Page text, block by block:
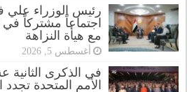
رئيس الوزراء علي
اجتماعاً مشتركاً في
مع هيأة النزاهة
أغسطس 5, 2026
في الذكرى الثانية
الأمم المتحدة تجدد